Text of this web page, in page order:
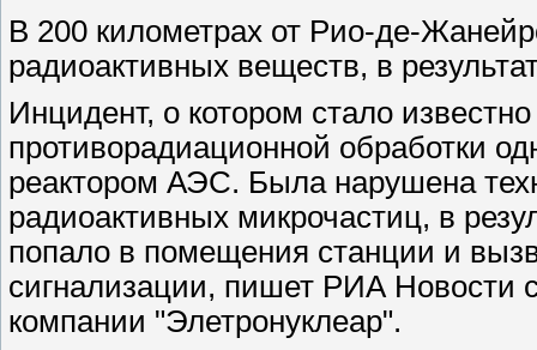
В 200 километрах от Рио-де-
радиоактивных веществ, в
Инцидент, о котором стало
противорадиационной обработки
реактором АЭС. Была нарушена
радиоактивных микрочастиц, в
попало в помещения станции и
сигнализации, пишет РИА Новости
компании "Элетронуклеар".